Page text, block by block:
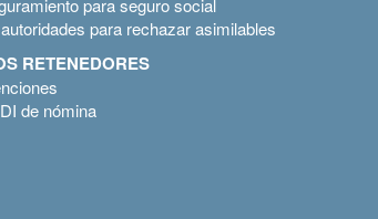
para seguro social
para rechazar asimilables
RETENEDORES
de nómina